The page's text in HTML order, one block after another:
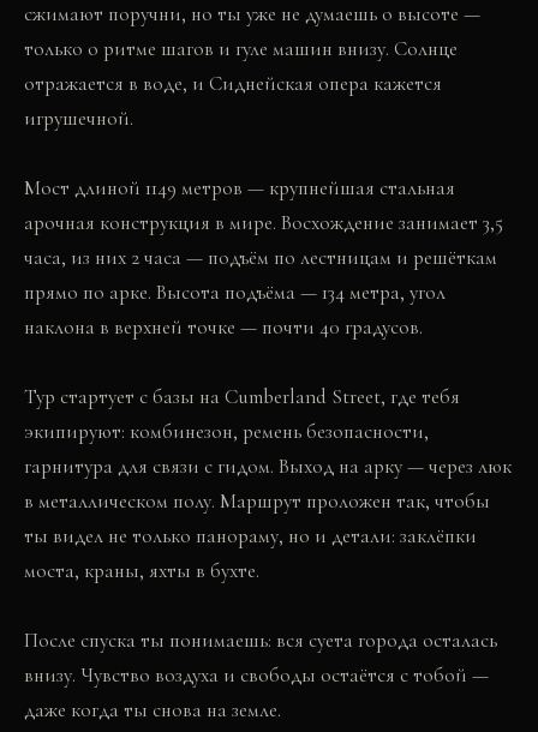
сжимают поручни, но ты уже не думаешь о высоте —
только о ритме шагов и гуле машин внизу. Солнце
отражается в воде, и Сиднейская опера кажется
игрушечной.
Мост длиной 1149 метров — крупнейшая стальная
арочная конструкция в мире. Восхождение занимает 3,5
часа, из них 2 часа — подъём по лестницам и решёткам
прямо по арке. Высота подъёма — 134 метра, угол
наклона в верхней точке — почти 40 градусов.
Тур стартует с базы на Cumberland Street, где тебя
экипируют: комбинезон, ремень безопасности,
гарнитура для связи с гидом. Выход на арку — через люк
в металлическом полу. Маршрут проложен так, чтобы
ты видел не только панораму, но и детали: заклёпки
моста, краны, яхты в бухте.
После спуска ты понимаешь: вся суета города осталась
внизу. Чувство воздуха и свободы остаётся с тобой —
даже когда ты снова на земле.